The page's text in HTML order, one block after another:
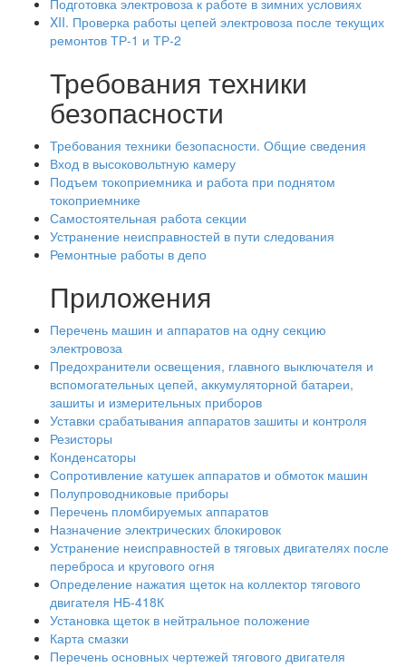
Подготовка электровоза к работе в зимних условиях
XII. Проверка работы цепей электровоза после текущих
ремонтов ТР-1 и ТР-2
Требования техники
безопасности
Требования техники безопасности. Общие сведения
Вход в высоковольтную камеру
Подъем токоприемника и работа при поднятом
токоприемнике
Самостоятельная работа секции
Устранение неисправностей в пути следования
Ремонтные работы в депо
Приложения
Перечень машин и аппаратов на одну секцию
электровоза
Предохранители освещения, главного выключателя и
вспомогательных цепей, аккумуляторной батареи,
зашиты и измерительных приборов
Уставки срабатывания аппаратов зашиты и контроля
Резисторы
Конденсаторы
Сопротивление катушек аппаратов и обмоток машин
Полупроводниковые приборы
Перечень пломбируемых аппаратов
Назначение электрических блокировок
Устранение неисправностей в тяговых двигателях после
переброса и кругового огня
Определение нажатия щеток на коллектор тягового
двигателя НБ-418К
Установка щеток в нейтральное положение
Карта смазки
Перечень основных чертежей тягового двигателя